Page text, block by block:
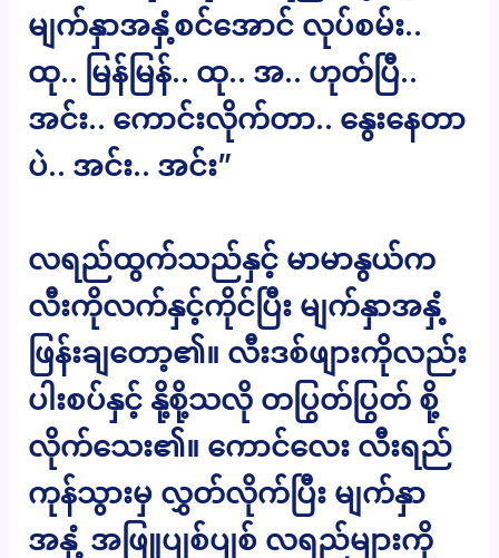
မျက်နှာအနှံ့စင်အောင် လုပ်စမ်း..
ထု.. မြန်မြန်.. ထု.. အ.. ဟုတ်ပြီ..
အင်း.. ကောင်းလိုက်တာ.. နွေးနေတာ
ပဲ.. အင်း.. အင်း”
လရည်ထွက်သည်နှင့် မာမာနွယ်က
လီးကိုလက်နှင့်ကိုင်ပြီး မျက်နှာအနှံ့
ဖြန်းချတော့၏။ လီးဒစ်ဖျားကိုလည်း
ပါးစပ်နှင့် နို့စို့သလို တပြွတ်ပြွတ် စို့
လိုက်သေး၏။ ကောင်လေး လီးရည်
ကုန်သွားမှ လွှတ်လိုက်ပြီး မျက်နှာ
အနှံ့ အဖြူပျစ်ပျစ် လရည်များကို